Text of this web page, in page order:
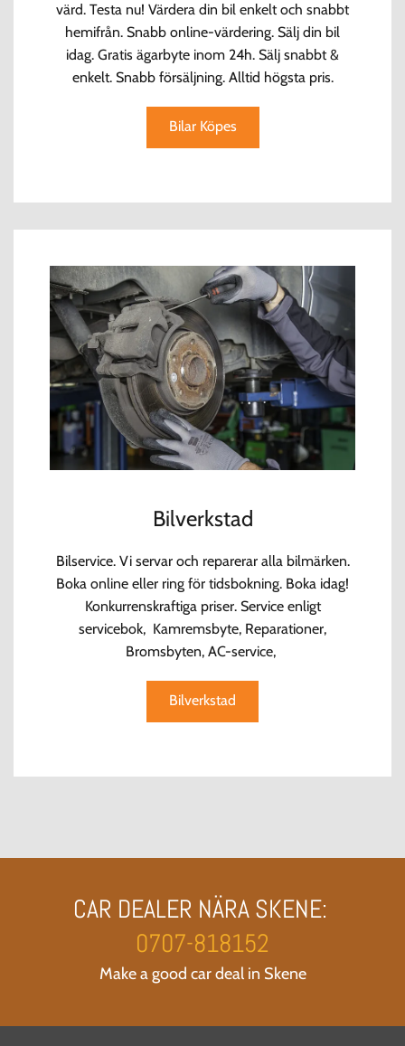
värd. Testa nu! Värdera din bil enkelt och snabbt
hemifrån. Snabb online-värdering. Sälj din bil
idag. Gratis ägarbyte inom 24h. Sälj snabbt &
enkelt. Snabb försäljning. Alltid högsta pris.
Bilar Köpes
Bilverkstad
Bilservice. Vi servar och reparerar alla bilmärken.
Boka online eller ring för tidsbokning. Boka idag!
Konkurrenskraftiga priser. Service enligt
servicebok, Kamremsbyte, Reparationer,
Bromsbyten, AC-service,
Bilverkstad
CAR DEALER NÄRA SKENE:
0707-818152
Make a good car deal in Skene